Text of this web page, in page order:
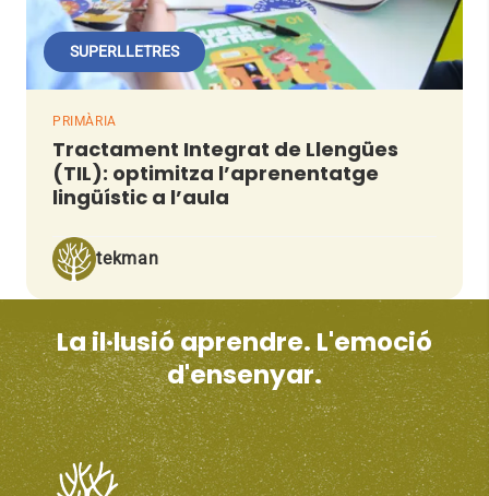
SUPERLLETRES
PRIMÀRIA
Tractament Integrat de Llengües
(TIL): optimitza l’aprenentatge
lingüístic a l’aula
tekman
La il·lusió aprendre. L'emoció
d'ensenyar.